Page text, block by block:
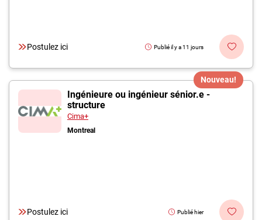
Postulez ici Publié il y a 11 jours
Nouveau!
Ingénieure ou ingénieur sénior.e -
structure
Cima+
Montreal
Postulez ici Publié hier